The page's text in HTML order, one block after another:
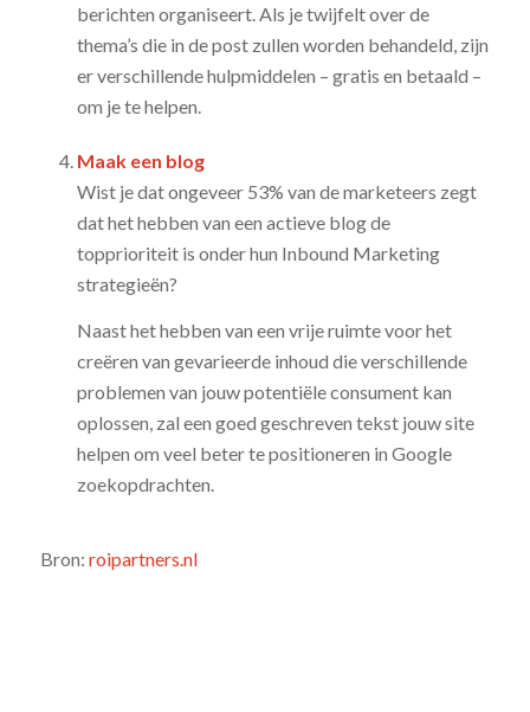
berichten organiseert. Als je twijfelt over de
thema’s die in de post zullen worden behandeld, zijn
er verschillende hulpmiddelen – gratis en betaald –
om je te helpen.
Maak een blog
Wist je dat ongeveer 53% van de marketeers zegt
dat het hebben van een actieve blog de
topprioriteit is onder hun Inbound Marketing
strategieën?
Naast het hebben van een vrije ruimte voor het
creëren van gevarieerde inhoud die verschillende
problemen van jouw potentiële consument kan
oplossen, zal een goed geschreven tekst jouw site
helpen om veel beter te positioneren in Google
zoekopdrachten.
Bron: roipartners.nl